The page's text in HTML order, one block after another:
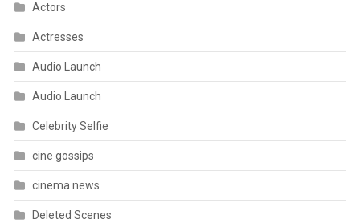
Actors
Actresses
Audio Launch
Audio Launch
Celebrity Selfie
cine gossips
cinema news
Deleted Scenes